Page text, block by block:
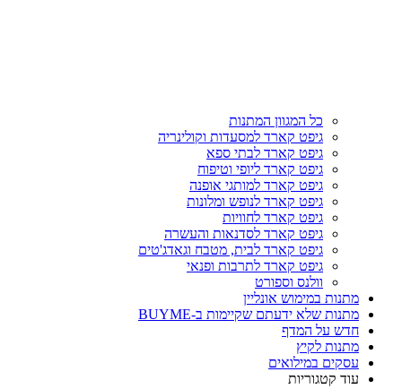
כל המגוון המתנות
גיפט קארד למסעדות וקולינריה
גיפט קארד לבתי ספא
גיפט קארד ליופי וטיפוח
גיפט קארד למותגי אופנה
גיפט קארד לנופש ומלונות
גיפט קארד לחוויות
גיפט קארד לסדנאות והעשרה
גיפט קארד לבית, מטבח וגאדג'טים
גיפט קארד לתרבות ופנאי
וולנס וספורט
מתנות במימוש אונליין
מתנות שלא ידעתם שקיימות ב-BUYME
חדש על המדף
מתנות לקיץ
עסקים במילואים
עוד קטגוריות